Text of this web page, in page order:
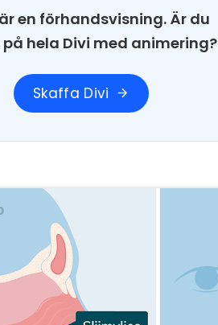
en förhandsvisning. Är du
hela Divi med animering?
Skaffa Divi arrow_forward